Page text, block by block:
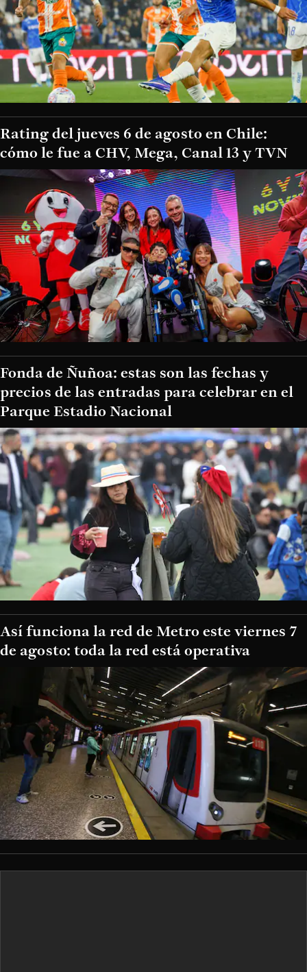
Rating del jueves 6 de agosto en Chile:
cómo le fue a CHV, Mega, Canal 13 y TVN
Fonda de Ñuñoa: estas son las fechas y
precios de las entradas para celebrar en el
Parque Estadio Nacional
Así funciona la red de Metro este viernes 7
de agosto: toda la red está operativa